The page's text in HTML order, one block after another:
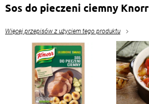
Sos do pieczeni ciemny Knorr
Więcej przepisów z użyciem tego produktu